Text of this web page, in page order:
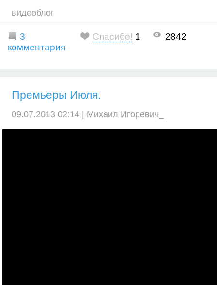
видеоблог
3
комментария
Спасибо! 1 2842
Премьеры Июля.
09.07.2013 02:14 | Михаил Игоревич_